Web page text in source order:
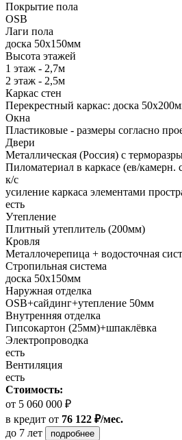
Покрытие пола
ОSB
Лаги пола
доска 50х150мм
Высота этажей
1 этаж - 2,7м
2 этаж - 2,5м
Каркас стен
Перекрестный каркас: доска
Окна
Пластиковые - размеры согласно
Двери
Металлическая (Россия) с
Пиломатериал в каркасе (ев/камерн.
к/с
усиление каркаса элементами
есть
Утепление
Плитный утеплитель (200мм)
Кровля
Металлочерепица + водосточная
Стропильная система
доска 50х150мм
Наружная отделка
OSB+cайдинг+утепление 50мм
Внутренняя отделка
Гипсокартон (25мм)+шпаклёвка
Электропроводка
есть
Вентиляция
есть
Стоимость:
от 5 060 000 ₽
в кредит от 76 122 ₽/мес.
до 7 лет
подробнее